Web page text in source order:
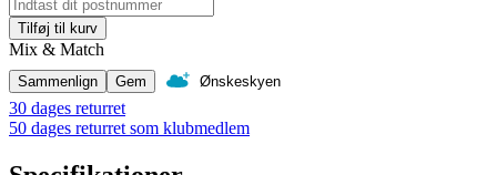
Tilføj til kurv
Mix & Match
Sammenlign Gem Ønskeskyen
30 dages returret
50 dages returret som klubmedlem